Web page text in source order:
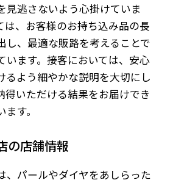
見逃さないよう心掛けていま
は、お客様のお持ち込み品の長
し、最適な販路を考えることで
います。接客においては、安心
るよう細やかな説明を大切にし
得いただける結果をお届けでき
す。
の店舗情報
、パールやダイヤをあしらった